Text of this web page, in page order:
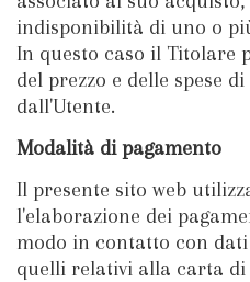
indisponibilità di uno o
In questo caso il Titolare
del prezzo e delle spese
dall'Utente.
Modalità di pagamento
Il presente sito web
l'elaborazione dei
modo in contatto con
quelli relativi alla carta